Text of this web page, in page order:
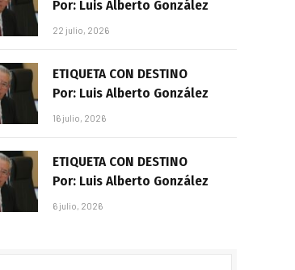
Por: Luis Alberto González
22 julio, 2026
ETIQUETA CON DESTINO
Por: Luis Alberto González
16 julio, 2026
ETIQUETA CON DESTINO
Por: Luis Alberto González
6 julio, 2026